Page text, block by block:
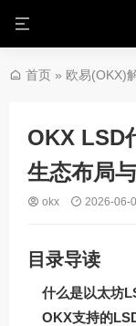
首页 » 欧易(OKX)
OKX LSD
生态布局
okx 2026-06-
目录导读
什么是以太坊
OKX支持的